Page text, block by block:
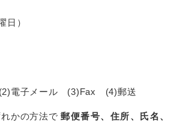
日）
子メール (3)Fax (4)郵送
かの方法で郵便番号、住所、氏名、